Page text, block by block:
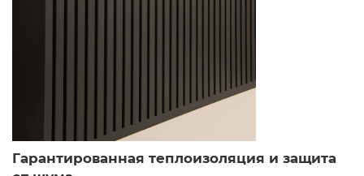
Гарантированная теплоизоляция и защита